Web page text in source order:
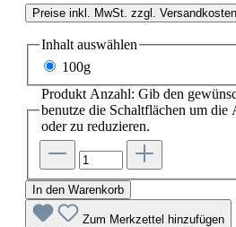
Preise inkl. MwSt. zzgl. Versandkosten
Inhalt auswählen
100g
Produkt Anzahl: Gib den
benutze die Schaltflächen um die
oder zu reduzieren.
In den Warenkorb
Zum Merkzettel hinzufügen